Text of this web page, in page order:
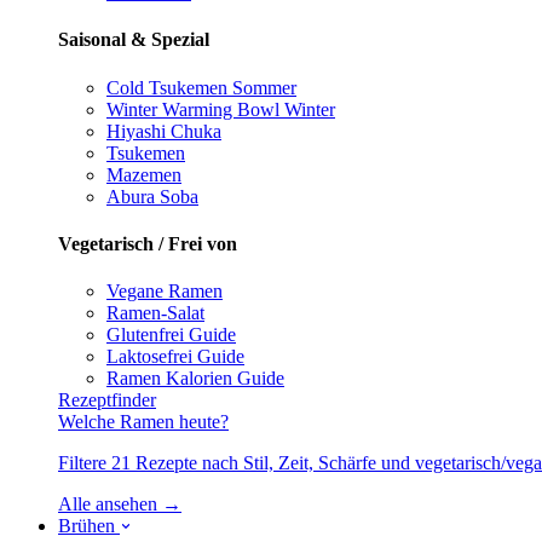
Saisonal & Spezial
Cold Tsukemen Sommer
Winter Warming Bowl Winter
Hiyashi Chuka
Tsukemen
Mazemen
Abura Soba
Vegetarisch / Frei von
Vegane Ramen
Ramen-Salat
Glutenfrei Guide
Laktosefrei Guide
Ramen Kalorien Guide
Rezeptfinder
Welche Ramen heute?
Filtere 21 Rezepte nach Stil, Zeit, Schärfe und vegetarisch/
Alle ansehen →
Brühen